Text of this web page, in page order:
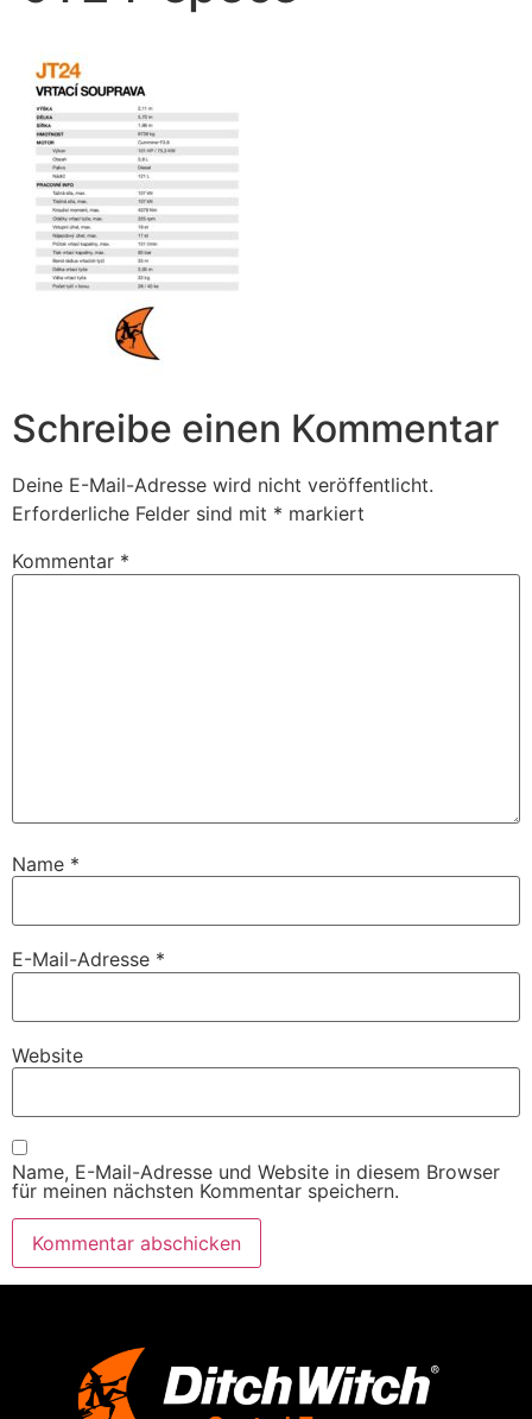
Schreibe einen Kommentar
Deine E-Mail-Adresse wird nicht veröffentlicht.
Erforderliche Felder sind mit * markiert
Kommentar *
Name *
E-Mail-Adresse *
Website
Name, E-Mail-Adresse und Website in diesem Browser
für meinen nächsten Kommentar speichern.